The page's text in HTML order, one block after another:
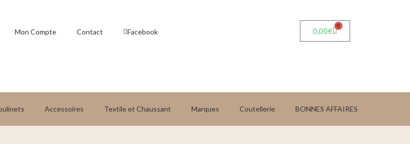
Mon Compte Contact Facebook 0,00€
0
Accessoires Textile et Chaussant Marques Coutellerie BONNES AFFAIRES